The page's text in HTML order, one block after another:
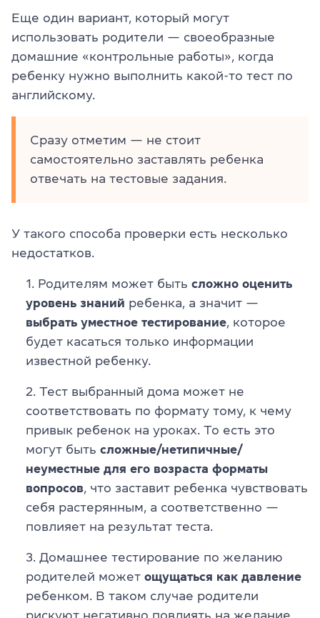
Еще один вариант, который могут
использовать родители — своеобразные
домашние «контрольные работы», когда
ребенку нужно выполнить какой-то тест по
английскому.
Сразу отметим — не стоит
самостоятельно заставлять ребенка
отвечать на тестовые задания.
У такого способа проверки есть несколько
недостатков.
Родителям может быть сложно оценить
уровень знаний ребенка, а значит —
выбрать уместное тестирование , которое
будет касаться только информации
известной ребенку.
Тест выбранный дома может не
соответствовать по формату тому, к чему
привык ребенок на уроках. То есть это
могут быть сложные/нетипичные/
неуместные для его возраста форматы
вопросов , что заставит ребенка чувствовать
себя растерянным, а соответственно —
повлияет на результат теста.
Домашнее тестирование по желанию
родителей может ощущаться как давление
ребенком. В таком случае родители
рискуют негативно повлиять на желание